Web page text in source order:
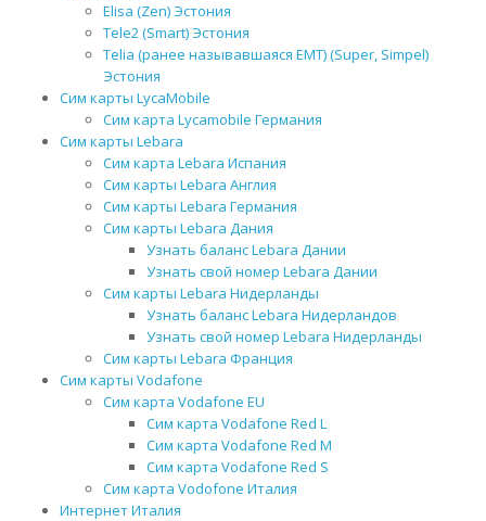
Elisa (Zen) Эстония
Tele2 (Smart) Эстония
Telia (ранее называвшаяся EMT) (Super, Simpel)
Эстония
Сим карты LycaMobile
Сим карта Lycamobile Германия
Сим карты Lebara
Сим карта Lebara Испания
Сим карты Lebara Англия
Сим карты Lebara Германия
Сим карты Lebara Дания
Узнать баланс Lebara Дании
Узнать свой номер Lebara Дании
Сим карты Lebara Нидерланды
Узнать баланс Lebara Нидерландов
Узнать свой номер Lebara Нидерланды
Сим карты Lebara Франция
Сим карты Vodafone
Сим карта Vodafone EU
Сим карта Vodafone Red L
Сим карта Vodafone Red M
Сим карта Vodafone Red S
Сим карта Vodofone Италия
Интернет Италия